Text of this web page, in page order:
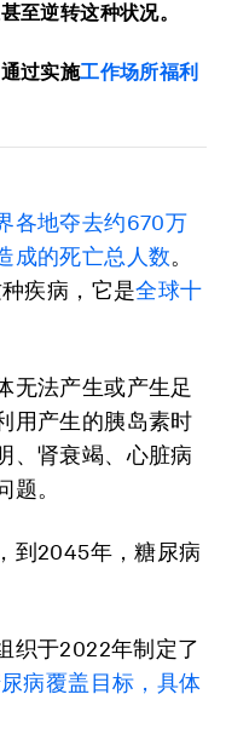
至逆转这种状况。
过实施工作场所福利
各地夺去约670万
成的死亡总人数。
疾病，它是全球十
无法产生或产生足
用产生的胰岛素时
、肾衰竭、心脏病
。
到2045年，糖尿病
织于2022年制定了
病覆盖目标，具体